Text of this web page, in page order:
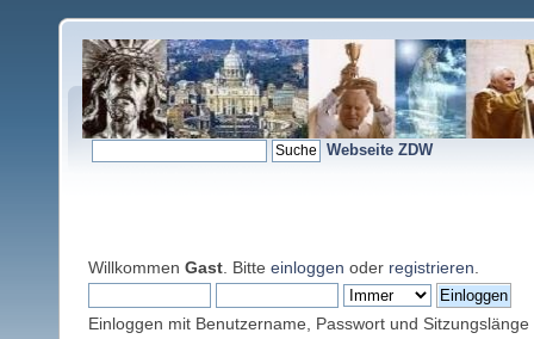
Webseite ZDW
Willkommen Gast . Bitte einloggen oder registrieren
Einloggen mit Benutzername, Passwort und Sitzungslänge